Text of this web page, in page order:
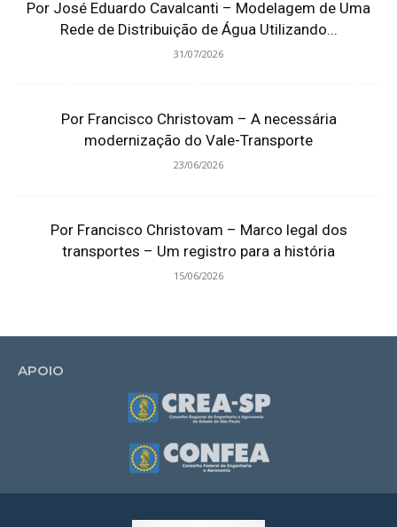
Por José Eduardo Cavalcanti – Modelagem de Uma
Rede de Distribuição de Água Utilizando...
31/07/2026
Por Francisco Christovam – A necessária
modernização do Vale-Transporte
23/06/2026
Por Francisco Christovam – Marco legal dos
transportes – Um registro para a história
15/06/2026
APOIO